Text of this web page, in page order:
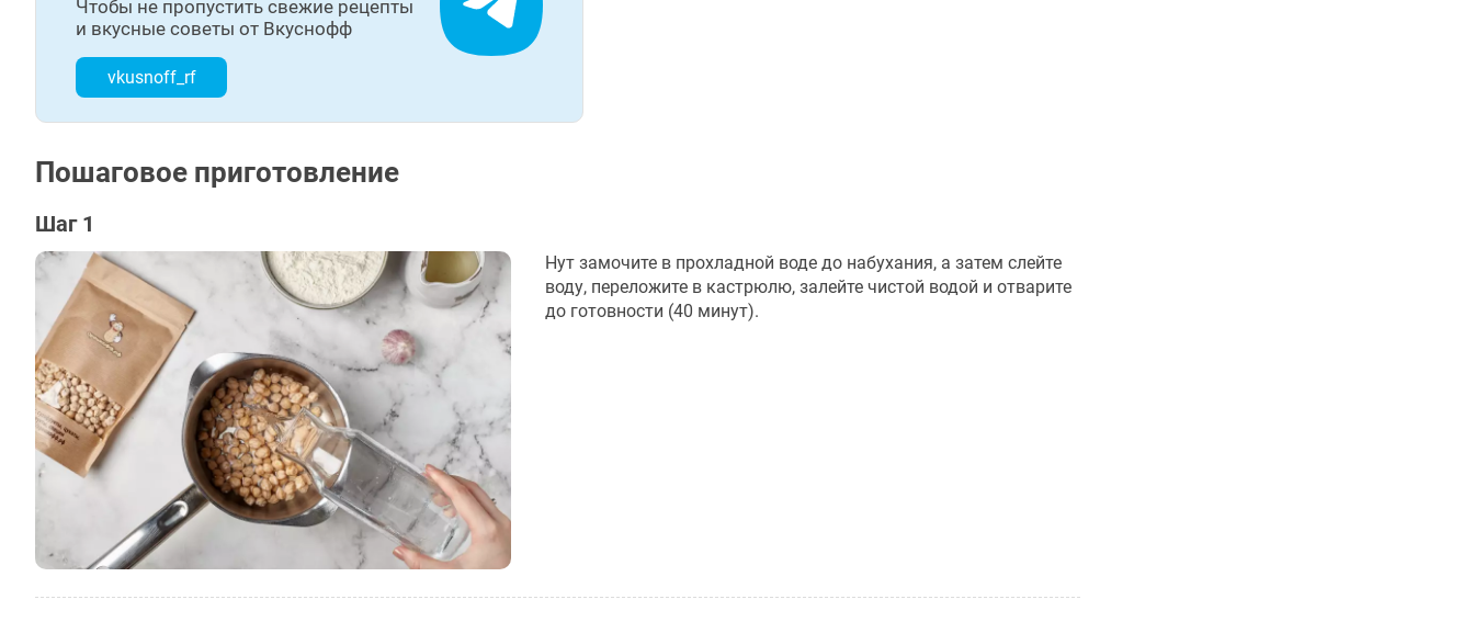
Чтобы не пропустить свежие рецепты
и вкусные советы от Вкуснофф
vkusnoff_rf
Пошаговое приготовление
Шаг 1
Нут замочите в прохладной воде до набухания, а затем слейте
воду, переложите в кастрюлю, залейте чистой водой и отварите
до готовности (40 минут).